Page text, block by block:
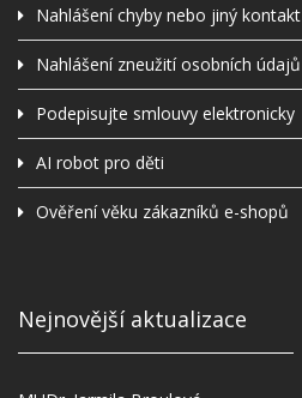
Nahlášení chyby nebo jiný kontakt
Nahlášení zneužití osobních údajů
Podepisujte smlouvy elektronicky
AI robot pro děti
Ověření věku zákazníků e-shopů
Nejnovější aktualizace